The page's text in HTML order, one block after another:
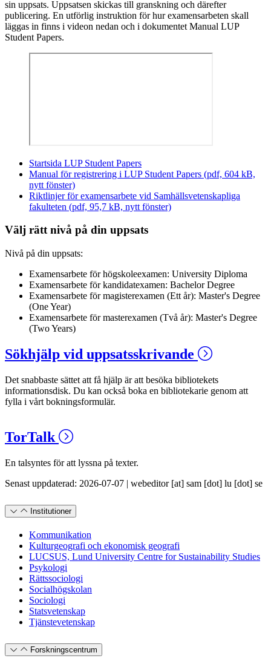
sin uppsats. Uppsatsen skickas till granskning och därefter
publicering. En utförlig instruktion för hur examensarbeten skall
läggas in finns i videon nedan och i dokumentet Manual LUP
Student Papers.
Startsida LUP Student Papers
Manual för registrering i LUP Student Papers (pdf, 604 kB,
nytt fönster)
Riktlinjer för examensarbete vid Samhällsvetenskapliga
fakulteten (pdf, 95,7 kB, nytt fönster)
Välj rätt nivå på din uppsats
Nivå på din uppsats:
Examensarbete för högskoleexamen: University Diploma
Examensarbete för kandidatexamen: Bachelor Degree
Examensarbete för magisterexamen (Ett år): Master's Degree
(One Year)
Examensarbete för masterexamen (Två år): Master's Degree
(Two Years)
Sökhjälp vid uppsatsskrivande
Det snabbaste sättet att få hjälp är att besöka bibliotekets
informationsdisk. Du kan också boka en bibliotekarie genom att
fylla i vårt bokningsformulär.
TorTalk
En talsyntes för att lyssna på texter.
Senast uppdaterad: 2026-07-07 | webeditor[at] sam [dot] lu [dot] se
Institutioner
Kommunikation
Kulturgeografi och ekonomisk geografi
LUCSUS, Lund University Centre for Sustainability Studies
Psykologi
Rättssociologi
Socialhögskolan
Sociologi
Statsvetenskap
Tjänstevetenskap
Forskningscentrum